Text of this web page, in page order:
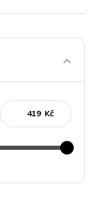
Kč